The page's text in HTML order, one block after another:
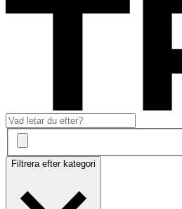
Filtrera efter kategori